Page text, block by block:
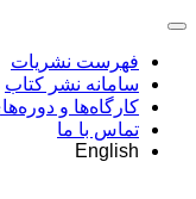
فهرست نشریات
سامانه نشر کتاب
کارگاه‌ها و
تماس با ما
English